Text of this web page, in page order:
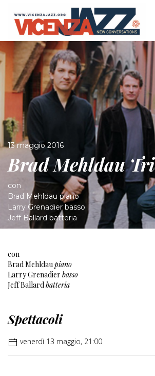
13 maggio 2016
Brad Mehldau
con
Brad Mehldau piano
Larry Grenadier basso
Jeff Ballard batteria
con
Brad Mehldaupiano
Larry Grenadier basso
Jeff Ballardbatteria
Spettacoli
venerdì 13 maggio, 21:00